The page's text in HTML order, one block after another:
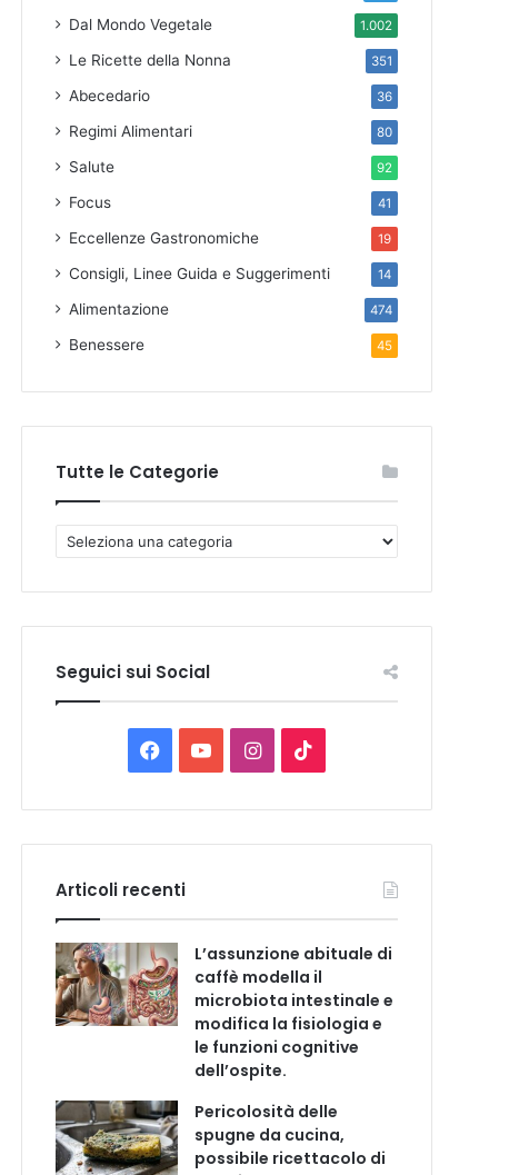
Dal Mondo Vegetale 1.002
Le Ricette della Nonna 351
Abecedario 36
Regimi Alimentari 80
Salute 92
Focus 41
Eccellenze Gastronomiche 19
Consigli, Linee Guida e Suggerimenti 14
Alimentazione 474
Benessere 45
Tutte le Categorie
u
e
e
C
o
e
Seguici sui Social
c
e
b
o
o
u
u
b
e
I
s
a
g
r
a
m
k
o
k
Articoli recenti
L’assunzione abituale di
caffè modella il
microbiota intestinale e
modifica la fisiologia e
le funzioni cognitive
dell’ospite.
Pericolosità delle
spugne da cucina,
possibile ricettacolo di